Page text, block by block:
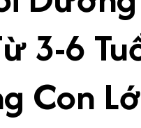
3-6
Con